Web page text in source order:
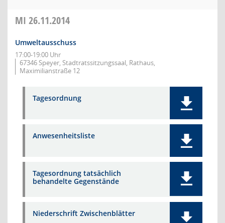
MI 26.11.2014
Umweltausschuss
17:00-19:00 Uhr
67346 Speyer, Stadtratssitzungssaal, Rathaus,
Maximilianstraße 12
Tagesordnung
Anwesenheitsliste
Tagesordnung tatsächlich
behandelte Gegenstände
Niederschrift Zwischenblätter